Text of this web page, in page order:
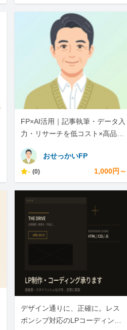
FP×AI活用｜記事執筆・データ入
力・リサーチを低コスト×高品質
おせっかいFP
- (0) 1,000円～
デザイン通りに、正確に。レス
ポンシブ対応のLPコーディング